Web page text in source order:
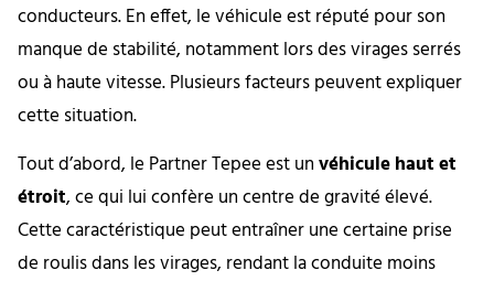
conducteurs. En effet, le véhicule est réputé pour son
manque de stabilité, notamment lors des virages serrés
ou à haute vitesse. Plusieurs facteurs peuvent expliquer
cette situation.
Tout d’abord, le Partner Tepee est unvéhicule haut et
étroit, ce qui lui confère un centre de gravité élevé.
Cette caractéristique peut entraîner une certaine prise
de roulis dans les virages, rendant la conduite moins